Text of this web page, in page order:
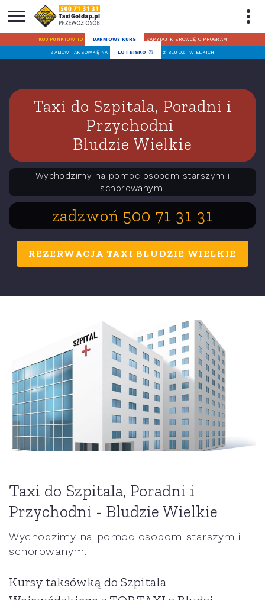
1000 PUNKTÓW TO DARMOWY KURS ZAPYTAJ KIEROWCĘ O PROGRAM
ZAMÓW TAKSÓWKĘ NA LOTNISKO z BLUDZI WIELKICH
Taxi do Szpitala, Poradni i
Przychodni
Bludzie Wielkie
Wychodzimy na pomoc osobom starszym i
schorowanym.
zadzwoń 500 71 31 31
REZERWACJA TAXI BLUDZIE WIELKIE
Taxi do Szpitala, Poradni i
Przychodni - Bludzie Wielkie
Wychodzimy na pomoc osobom starszym i
schorowanym.
Kursy taksówką do Szpitala